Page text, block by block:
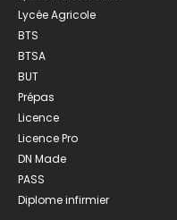
Lycée Agricole
BTS
BTSA
BUT
Prépas
Licence
Licence Pro
DN Made
PASS
Diplome infirmier